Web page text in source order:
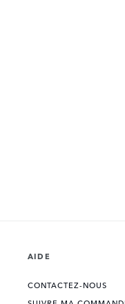
AIDE
CONTACTEZ-NOUS